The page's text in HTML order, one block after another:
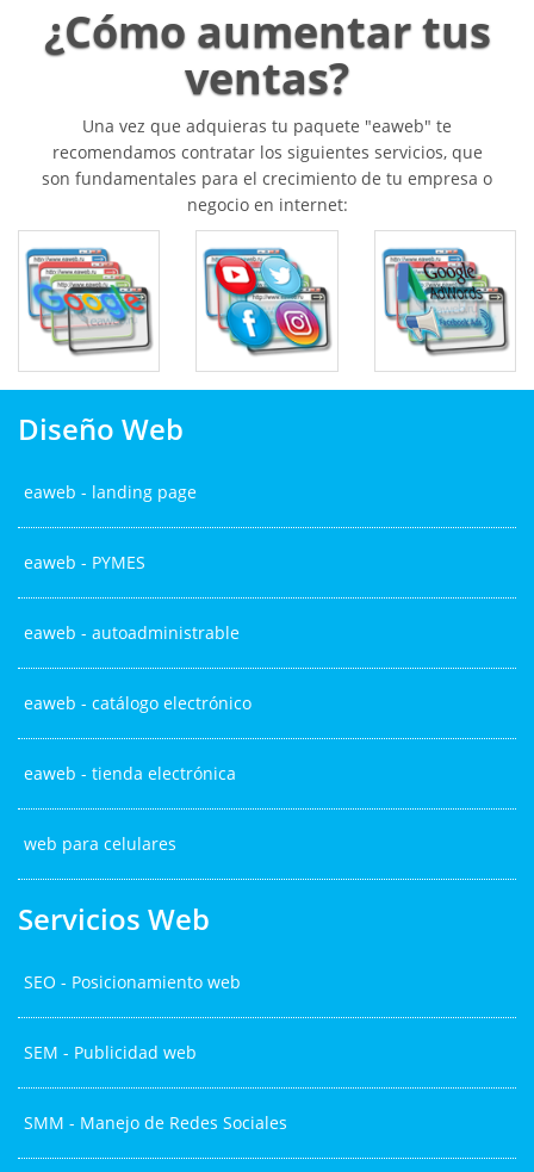
¿Cómo aumentar tus
ventas?
Una vez que adquieras tu paquete "eaweb" te
recomendamos contratar los siguientes servicios, que
son fundamentales para el crecimiento de tu empresa o
negocio en internet:
Diseño Web
eaweb - landing page
eaweb - PYMES
eaweb - autoadministrable
eaweb - catálogo electrónico
eaweb - tienda electrónica
web para celulares
Servicios Web
SEO - Posicionamiento web
SEM - Publicidad web
SMM - Manejo de Redes Sociales